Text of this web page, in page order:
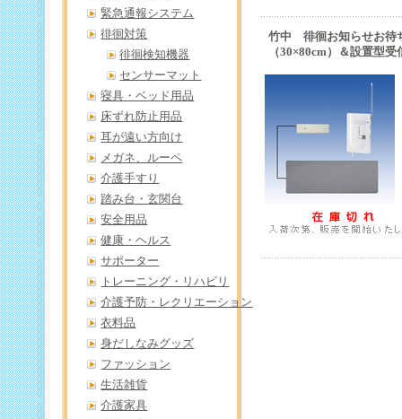
竹中 徘徊お知らせお待
（30×80cm）＆設置型
緊急通報システム
徘徊対策
徘徊検知機器
センサーマット
寝具・ベッド用品
床ずれ防止用品
耳が遠い方向け
メガネ、ルーペ
介護手すり
踏み台・玄関台
安全用品
健康・ヘルス
サポーター
トレーニング・リハビリ
介護予防・レクリエーション
衣料品
身だしなみグッズ
ファッション
生活雑貨
介護家具